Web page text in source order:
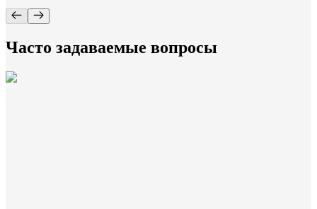
Часто задаваемые вопросы